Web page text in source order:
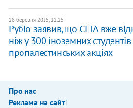
28 березня 2025, 12:25
Рубіо заявив, що США вже
ніж у 300 іноземних студентів
пропалестинських акціях
Про нас
Реклама на сайті